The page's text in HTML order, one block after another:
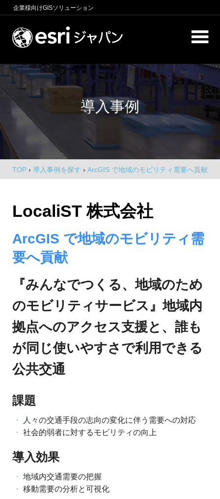
ン
へ
キ
企業様向けGISソリューション
ー
シ
ン
ン
テ
ェ
ス・
位
置
情
報
た
商
圏
析、
マ
ー
ケ
テ
グ、
境
分
析、
SCM、
対
策、
ジ
オ・
IoT
等
の
図
活
ご
紹
導入事例
TOP › 導入事例を探す › ArcGIS で地域のモビリティ需要へ貢献
LocaliST 株式会社
ArcGIS で地域のモビリティ需
要へ貢献
『みんなでつくる、地域のため
のモビリティサービス』地域内
拠点へのアクセス支援と、誰も
が同じ使いやすさで利用できる
公共交通
課題
人々の交通手段の志向の変化に伴う需要への対応
社会的弱者に対するモビリティの向上
導入効果
地域内交通需要の把握
移動需要の分析と可視化